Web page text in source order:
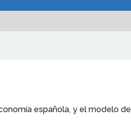
española, y el modelo